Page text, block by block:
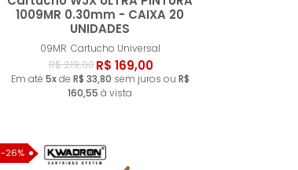
1009MR 0.30mm - CAIXA 20
UNIDADES
09MR Cartucho Universal
R$ 219,00R$ 169,00
Em até 5xde R$ 33,80 sem juros ou R$
160,55 à vista
Comprar
-26%